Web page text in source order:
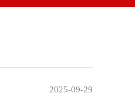
2025-09-29